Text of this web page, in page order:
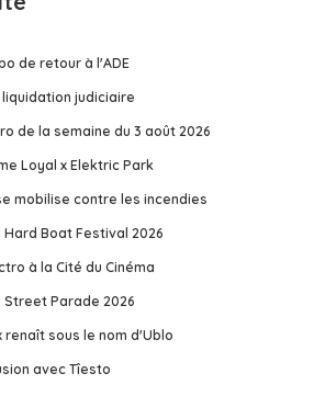
de retour à l'ADE
judiciaire
de la semaine du 3 août 2026
Loyal x Elektric Park
mobilise contre les incendies
Boat Festival 2026
à la Cité du Cinéma
Parade 2026
renaît sous le nom d'Ublo
avec Tîesto